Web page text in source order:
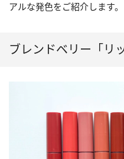
アルな発色をご紹介します。
ブレンドベリー「リ